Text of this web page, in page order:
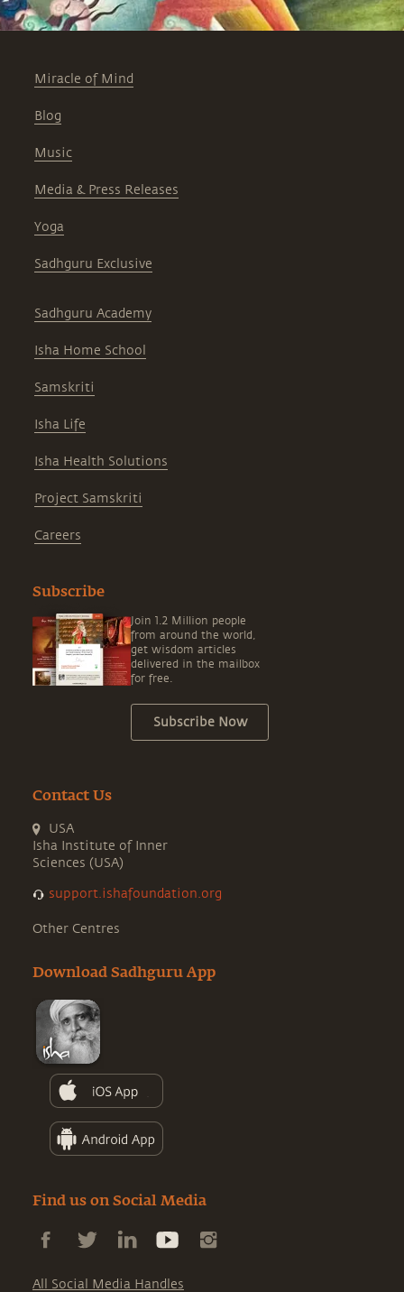
Miracle of Mind
Blog
Music
Media & Press Releases
Yoga
Sadhguru Exclusive
Sadhguru Academy
Isha Home School
Samskriti
Isha Life
Isha Health Solutions
Project Samskriti
Careers
Subscribe
Join 1.2 Million people
from around the world,
get wisdom articles
delivered in the mailbox
for free.
Subscribe Now
Contact Us
USA
Isha Institute of Inner
Sciences (USA)
support.ishafoundation.org
Other Centres
Download Sadhguru App
Find us on Social Media
All Social Media Handles